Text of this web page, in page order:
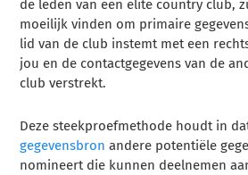
de leden van een elite country club,
moeilijk vinden om primaire
lid van de club instemt met een
jou en de contactgegevens van de
club verstrekt.
Deze steekproefmethode houdt in
gegevensbron andere potentiële
nomineert die kunnen deelnemen